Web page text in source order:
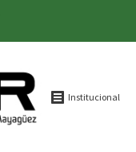
Institucional